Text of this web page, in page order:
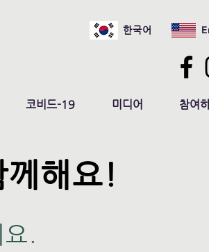
한국어
코비드-19 미디어 참여
께해요!
.